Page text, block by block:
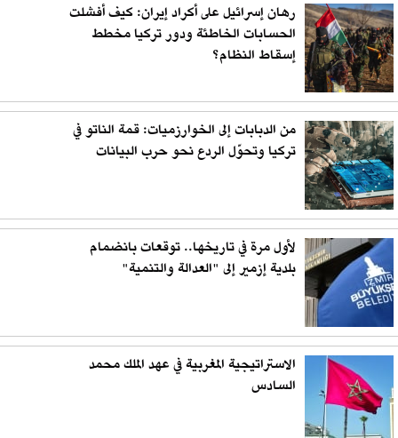
رهان إسرائيل على أكراد إيران: كيف أفشلت
الحسابات الخاطئة ودور تركيا مخطط
إسقاط النظام؟
من الدبابات إلى الخوارزميات: قمة الناتو في
تركيا وتحوّل الردع نحو حرب البيانات
لأول مرة في تاريخها.. توقعات بانضمام
بلدية إزمير إلى "العدالة والتنمية"
الاستراتيجية المغربية في عهد الملك محمد
السادس